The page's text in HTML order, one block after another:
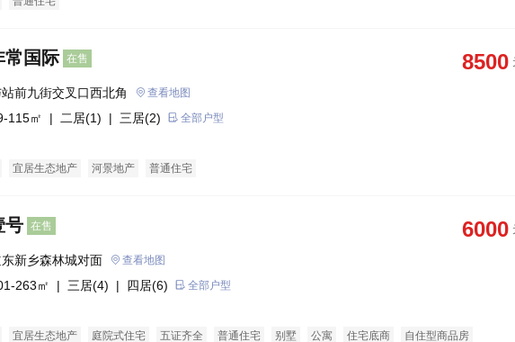
常国际 在售 8500
前九街交叉口西北角 查看地图
115㎡ | 二居(1) | 三居(2) 全部户型
宜居生态地产 河景地产 普通住宅
号 在售 6000
新乡森林城对面 查看地图
263㎡ | 三居(4) | 四居(6) 全部户型
宜居生态地产 庭院式住宅 五证齐全 普通住宅 别墅 公寓 住宅底商 自住型商品房